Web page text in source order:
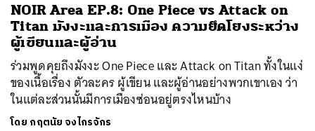
NOIR Area EP.8: One Piece vs Attack on
Titan มังงะและการเมือง ความยึดโยงระหว่าง
ผู้เขียนและผู้อ่าน
ร่วมพูดคุยถึงมังงะ One Piece และ Attack on Titan ทั้งในแง่
ของเนื้อเรื่อง ตัวละคร ผู้เขียน และผู้อ่านอย่างพวกเขาเอง ว่า
ในแต่ละส่วนนั้นมีการเมืองซ่อนอยู่ตรงไหนบ้าง
โดย กฤตนัย จงไกรจักร